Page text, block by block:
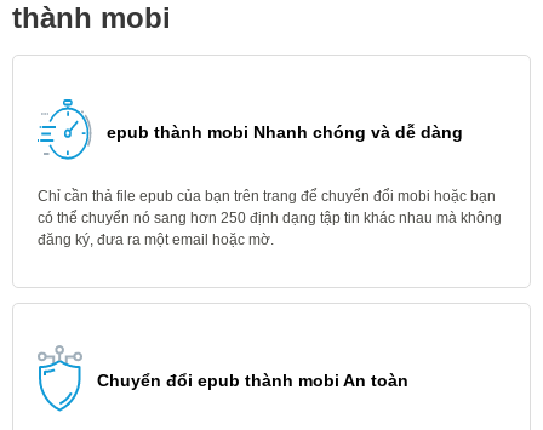
thành mobi
epub thành mobi Nhanh chóng và dễ dàng
Chỉ cần thả file epub của bạn trên trang để chuyển đổi mobi hoặc bạn
có thể chuyển nó sang hơn 250 định dạng tập tin khác nhau mà không
đăng ký, đưa ra một email hoặc mờ.
Chuyển đổi epub thành mobi An toàn